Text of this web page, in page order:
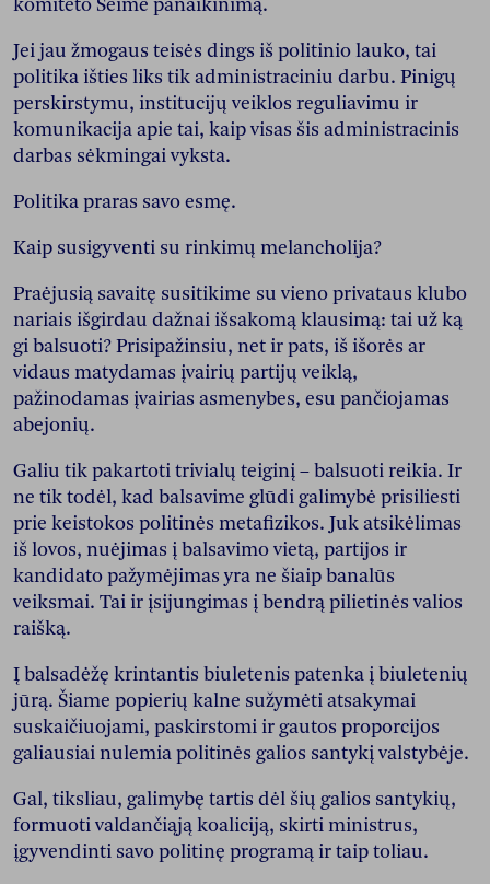
komiteto Seime panaikinimą.
Jei jau žmogaus teisės dings iš politinio lauko, tai
politika išties liks tik administraciniu darbu. Pinigų
perskirstymu, institucijų veiklos reguliavimu ir
komunikacija apie tai, kaip visas šis administracinis
darbas sėkmingai vyksta.
Politika praras savo esmę.
Kaip susigyventi su rinkimų melancholija?
Praėjusią savaitę susitikime su vieno privataus klubo
nariais išgirdau dažnai išsakomą klausimą: tai už ką
gi balsuoti? Prisipažinsiu, net ir pats, iš išorės ar
vidaus matydamas įvairių partijų veiklą,
pažinodamas įvairias asmenybes, esu pančiojamas
abejonių.
Galiu tik pakartoti trivialų teiginį – balsuoti reikia. Ir
ne tik todėl, kad balsavime glūdi galimybė prisiliesti
prie keistokos politinės metafizikos. Juk atsikėlimas
iš lovos, nuėjimas į balsavimo vietą, partijos ir
kandidato pažymėjimas yra ne šiaip banalūs
veiksmai. Tai ir įsijungimas į bendrą pilietinės valios
raišką.
Į balsadėžę krintantis biuletenis patenka į biuletenių
jūrą. Šiame popierių kalne sužymėti atsakymai
suskaičiuojami, paskirstomi ir gautos proporcijos
galiausiai nulemia politinės galios santykį valstybėje.
Gal, tiksliau, galimybę tartis dėl šių galios santykių,
formuoti valdančiąją koaliciją, skirti ministrus,
įgyvendinti savo politinę programą ir taip toliau.